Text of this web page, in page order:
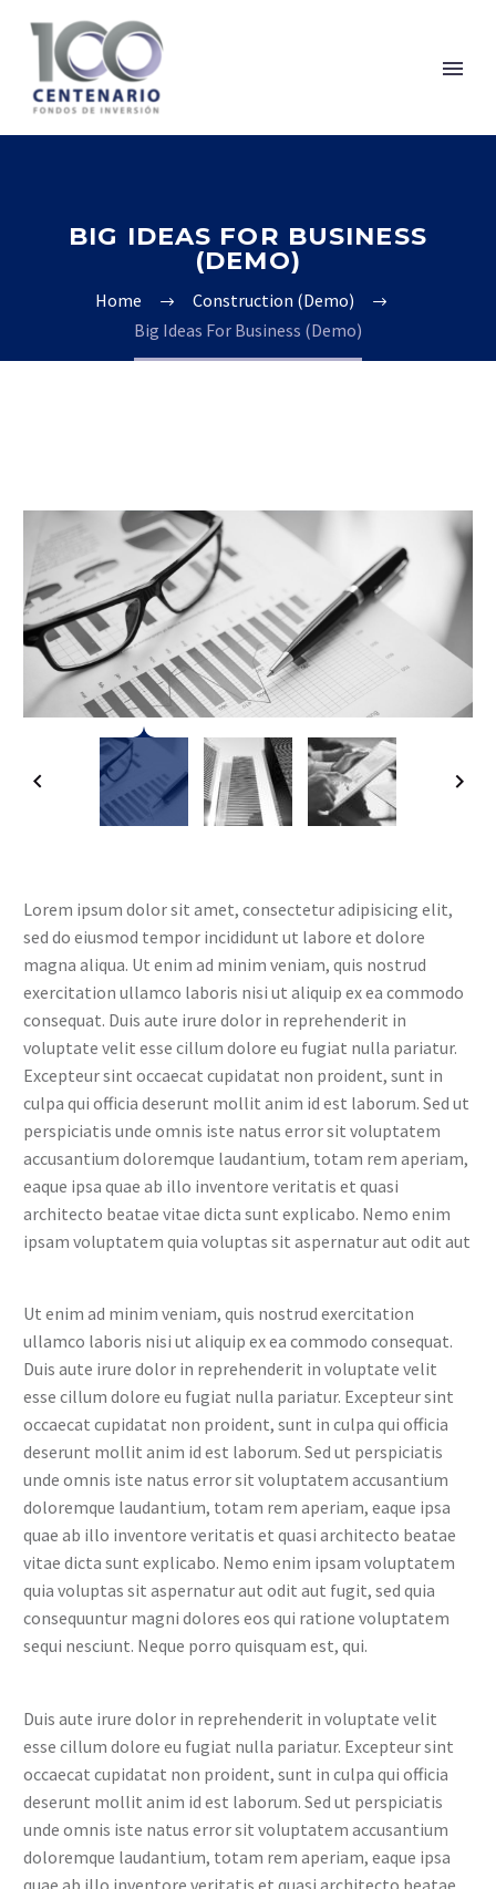
BIG IDEAS FOR BUSINESS
(DEMO)
Home
Construction (Demo)
Big Ideas For Business (Demo)
Lorem ipsum dolor sit amet, consectetur adipisicing elit,
sed do eiusmod tempor incididunt ut labore et dolore
magna aliqua. Ut enim ad minim veniam, quis nostrud
exercitation ullamco laboris nisi ut aliquip ex ea commodo
consequat. Duis aute irure dolor in reprehenderit in
voluptate velit esse cillum dolore eu fugiat nulla pariatur.
Excepteur sint occaecat cupidatat non proident, sunt in
culpa qui officia deserunt mollit anim id est laborum. Sed ut
perspiciatis unde omnis iste natus error sit voluptatem
accusantium doloremque laudantium, totam rem aperiam,
eaque ipsa quae ab illo inventore veritatis et quasi
architecto beatae vitae dicta sunt explicabo. Nemo enim
ipsam voluptatem quia voluptas sit aspernatur aut odit aut
Ut enim ad minim veniam, quis nostrud exercitation
ullamco laboris nisi ut aliquip ex ea commodo consequat.
Duis aute irure dolor in reprehenderit in voluptate velit
esse cillum dolore eu fugiat nulla pariatur. Excepteur sint
occaecat cupidatat non proident, sunt in culpa qui officia
deserunt mollit anim id est laborum. Sed ut perspiciatis
unde omnis iste natus error sit voluptatem accusantium
doloremque laudantium, totam rem aperiam, eaque ipsa
quae ab illo inventore veritatis et quasi architecto beatae
vitae dicta sunt explicabo. Nemo enim ipsam voluptatem
quia voluptas sit aspernatur aut odit aut fugit, sed quia
consequuntur magni dolores eos qui ratione voluptatem
sequi nesciunt. Neque porro quisquam est, qui.
Duis aute irure dolor in reprehenderit in voluptate velit
esse cillum dolore eu fugiat nulla pariatur. Excepteur sint
occaecat cupidatat non proident, sunt in culpa qui officia
deserunt mollit anim id est laborum. Sed ut perspiciatis
unde omnis iste natus error sit voluptatem accusantium
doloremque laudantium, totam rem aperiam, eaque ipsa
quae ab illo inventore veritatis et quasi architecto beatae